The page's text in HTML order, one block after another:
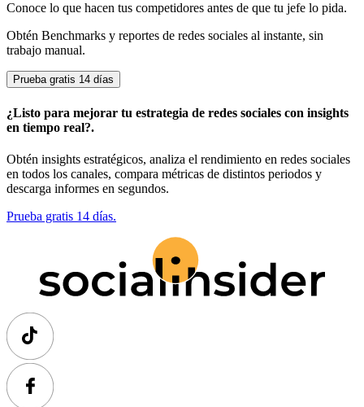
Conoce lo que hacen tus competidores antes de que tu jefe lo pida.
Obtén Benchmarks y reportes de redes sociales al instante, sin
trabajo manual.
Prueba gratis 14 días
¿Listo para mejorar tu estrategia de redes sociales con insights
en tiempo real?.
Obtén insights estratégicos, analiza el rendimiento en redes sociales
en todos los canales, compara métricas de distintos periodos y
descarga informes en segundos.
Prueba gratis 14 días.